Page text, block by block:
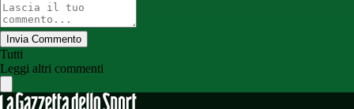
Invia Commento
Tutti
Leggi altri commenti